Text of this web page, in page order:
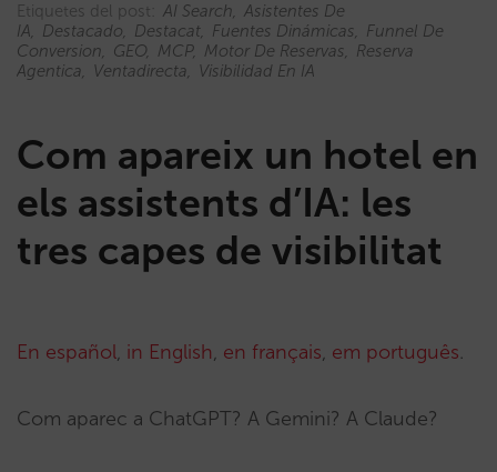
Etiquetes del post: AI Search
Asistentes De
IA
Destacado Destacat Fuentes Dinámicas
Funnel De
Conversion
GEO MCP Motor De Reservas
Reserva
Agentica
Ventadirecta Visibilidad En IA
Com apareix un hotel en
els assistents d’IA: les
tres capes de visibilitat
En español, in English, en français, em português.
Com aparec a ChatGPT? A Gemini? A Claude?